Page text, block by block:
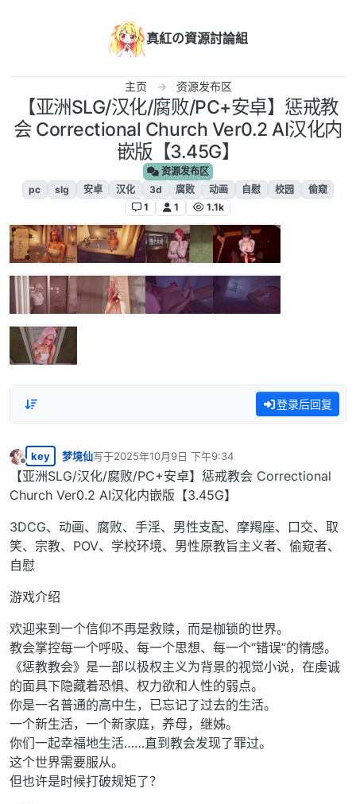
真紅の資源討論組
主页 资源发布区
【亚洲SLG/汉化/腐败/PC+安卓】惩戒教
会 Correctional Church Ver0.2 AI汉化内
嵌版【3.45G】
资源发布区
pc
slg 安卓 汉化 3d 腐败 动画 自慰 校园
偷窥
1
1 1.1k
登录后回复
离线
key 梦境仙写于2025年10月9日 下午9:34
最后由 编辑
【亚洲SLG/汉化/腐败/PC+安卓】惩戒教会 Correctional
Church Ver0.2 AI汉化内嵌版【3.45G】
3DCG、动画、腐败、手淫、男性支配、摩羯座、口交、取
笑、宗教、POV、学校环境、男性原教旨主义者、偷窥者、
自慰
游戏介绍
欢迎来到一个信仰不再是救赎，而是枷锁的世界。
教会掌控每一个呼吸、每一个思想、每一个“错误”的情感。
《惩教教会》是一部以极权主义为背景的视觉小说，在虔诚
的面具下隐藏着恐惧、权力欲和人性的弱点。
你是一名普通的高中生，已忘记了过去的生活。
一个新生活，一个新家庭，养母，继姊。
你们一起幸福地生活……直到教会发现了罪过。
这个世界需要服从。
但也许是时候打破规矩了？